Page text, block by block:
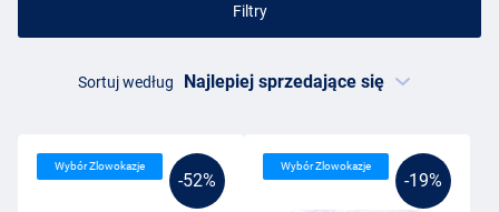
Filtry
Sortuj według
-52%
Wybór Zlowokazje
-19%
Wybór Zlowokazje